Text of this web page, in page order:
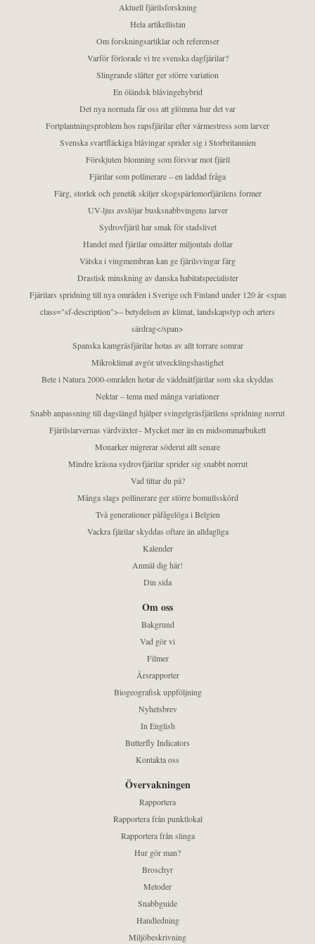
Aktuell fjärilsforskning
Hela artikellistan
Om forskningsartiklar och referenser
Varför förlorade vi tre svenska dagfjärilar?
Slingrande slåtter ger större variation
En öländsk blåvingehybrid
Det nya normala får oss att glömma hur det var
Fortplantningsproblem hos rapsfjärilar efter värmestress som larver
Svenska svartfläckiga blåvingar sprider sig i Storbritannien
Förskjuten blomning som försvar mot fjäril
Fjärilar som pollinerare – en laddad fråga
Färg, storlek och genetik skiljer skogspärlemorfjärilens former
UV-ljus avslöjar busksnabbvingens larver
Sydrovfjäril har smak för stadslivet
Handel med fjärilar omsätter miljontals dollar
Vätska i vingmembran kan ge fjärilsvingar färg
Drastisk minskning av danska habitatspecialister
Fjärilars spridning till nya områden i Sverige och Finland under 120 år <span
class="sf-description">– betydelsen av klimat, landskapstyp och arters
särdrag</span>
Spanska kamgräsfjärilar hotas av allt torrare somrar
Mikroklimat avgör utvecklingshastighet
Bete i Natura 2000-områden hotar de väddnätfjärilar som ska skyddas
Nektar – tema med många variationer
Snabb anpassning till dagslängd hjälper svingelgräsfjärilens spridning norrut
Fjärilslarvernas värdväxter– Mycket mer än en midsommarbukett
Monarker migrerar söderut allt senare
Mindre kräsna sydrovfjärilar sprider sig snabbt norrut
Vad tittar du på?
Många slags pollinerare ger större bomullsskörd
Två generationer påfågelöga i Belgien
Vackra fjärilar skyddas oftare än alldagliga
Kalender
Anmäl dig här!
Din sida
Om oss
Bakgrund
Vad gör vi
Filmer
Årsrapporter
Biogeografisk uppföljning
Nyhetsbrev
In English
Butterfly Indicators
Kontakta oss
Övervakningen
Rapportera
Rapportera från punktlokal
Rapportera från slinga
Hur gör man?
Broschyr
Metoder
Snabbguide
Handledning
Miljöbeskrivning